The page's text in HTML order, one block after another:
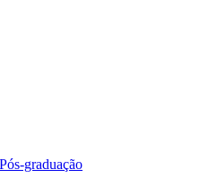
graduação